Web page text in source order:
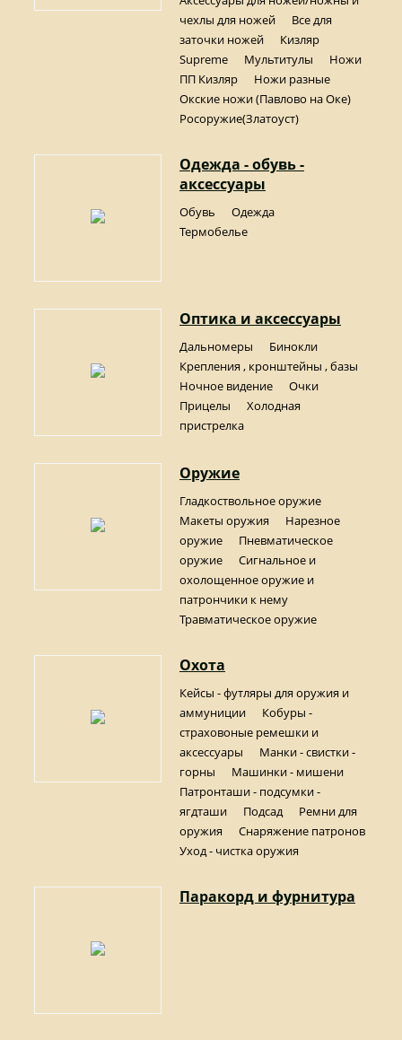
чехлы для ножей
Все для
заточки ножей
Кизляр
Supreme
Мультитулы
Ножи
ПП Кизляр
Ножи разные
Окские ножи (Павлово на Оке)
Росоружие(Златоуст)
Одежда - обувь -
аксессуары
Обувь
Одежда
Термобелье
Оптика и аксессуары
Дальномеры
Бинокли
Крепления , кронштейны , базы
Ночное видение
Очки
Прицелы
Холодная
пристрелка
Оружие
Гладкоствольное оружие
Макеты оружия
Нарезное
оружие
Пневматическое
оружие
Сигнальное и
охолощенное оружие и
патрончики к нему
Травматическое оружие
Охота
Кейсы - футляры для оружия и
аммуниции
Кобуры -
страховоные ремешки и
аксессуары
Манки - свистки -
горны
Машинки - мишени
Патронташи - подсумки -
ягдташи
Подсад
Ремни для
оружия
Снаряжение патронов
Уход - чистка оружия
Паракорд и фурнитура